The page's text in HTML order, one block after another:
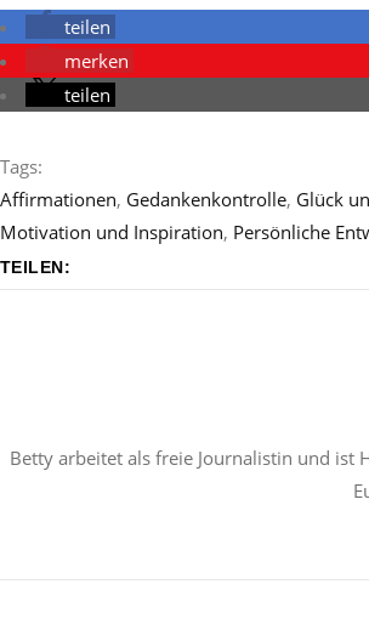
teilen
merken
teilen
Tags:
Affirmationen, Gedankenkontrolle, Glück
Motivation und Inspiration, Persönliche
TEILEN:
Betty arbeitet als freie Journalistin und ist